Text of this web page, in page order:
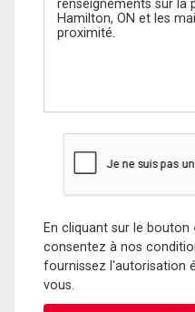
En cliquant sur le bouton
consentez à nos
fournissez l'autorisation
vous.